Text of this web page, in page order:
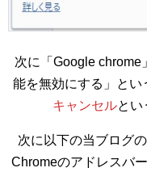
次に「Google chrome
能を無効にする」とい
キャンセルとい
次に以下の当ブログ
Chromeのアドレスバ